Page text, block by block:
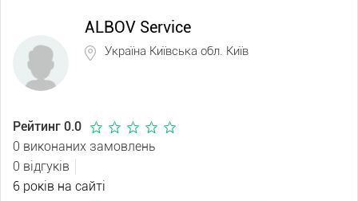
ALBOV Service
Україна Київська обл. Київ
Рейтинг 0.0
0 виконаних замовлень
0 відгуків
6 років на сайті